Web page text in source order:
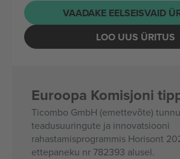
VAADAKE EELSEISVAID
LOO UUS ÜRITUS
Euroopa Komisjoni
Ticombo GmbH (emettevõte)
teadusuuringute ja innovatsiooni
rahastamisprogrammis Horisont
ettepaneku nr 782393 alusel.